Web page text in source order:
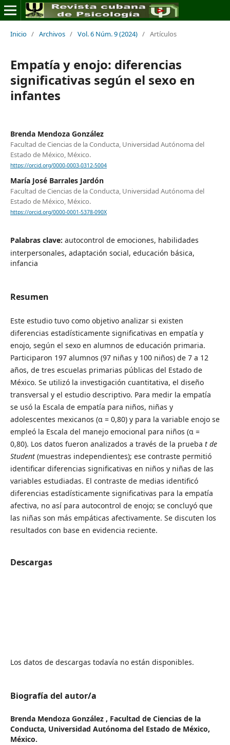
Inicio / Archivos / Vol. 6 Núm. 9 (2024) / Artículos
Empatía y enojo: diferencias
significativas según el sexo en
infantes
Brenda Mendoza González
Facultad de Ciencias de la Conducta, Universidad Autónoma del
Estado de México, México.
https://orcid.org/0000-0003-0312-5004
María José Barrales Jardón
Facultad de Ciencias de la Conducta, Universidad Autónoma del
Estado de México, México.
https://orcid.org/0000-0001-5378-090X
Palabras clave: autocontrol de emociones, habilidades
interpersonales, adaptación social, educación básica,
infancia
Resumen
Este estudio tuvo como objetivo analizar si existen
diferencias estadísticamente significativas en empatía y
enojo, según el sexo en alumnos de educación primaria.
Participaron 197 alumnos (97 niñas y 100 niños) de 7 a 12
años, de tres escuelas primarias públicas del Estado de
México. Se utilizó la investigación cuantitativa, el diseño
transversal y el estudio descriptivo. Para medir la empatía
se usó la Escala de empatía para niños, niñas y
adolescentes mexicanos (α = 0,80) y para la variable enojo se
empleó la Escala del manejo emocional para niños (α =
0,80). Los datos fueron analizados a través de la prueba t de
Student (muestras independientes); ese contraste permitió
identificar diferencias significativas en niños y niñas de las
variables estudiadas. El contraste de medias identificó
diferencias estadísticamente significativas para la empatía
afectiva, no así para autocontrol de enojo; se concluyó que
las niñas son más empáticas afectivamente. Se discuten los
resultados con base en evidencia reciente.
Descargas
Los datos de descargas todavía no están disponibles.
Biografía del autor/a
Brenda Mendoza González , Facultad de Ciencias de la
Conducta, Universidad Autónoma del Estado de México,
México.